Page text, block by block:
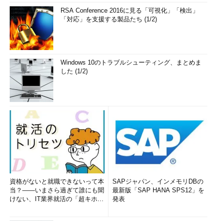
RSA Conference 2016に見る「可視化」「検出」
「対応」を支援する製品たち (1/2)
Windows 10のトラブルシューティング、まとめま
した (1/2)
資格がないと就職できないって本
当？――いまさら過ぎて誰にも聞
けない、IT業界就活の「超キホ
SAPジャパン、インメモリDBの
最新版「SAP HANA SPS12」を
発表